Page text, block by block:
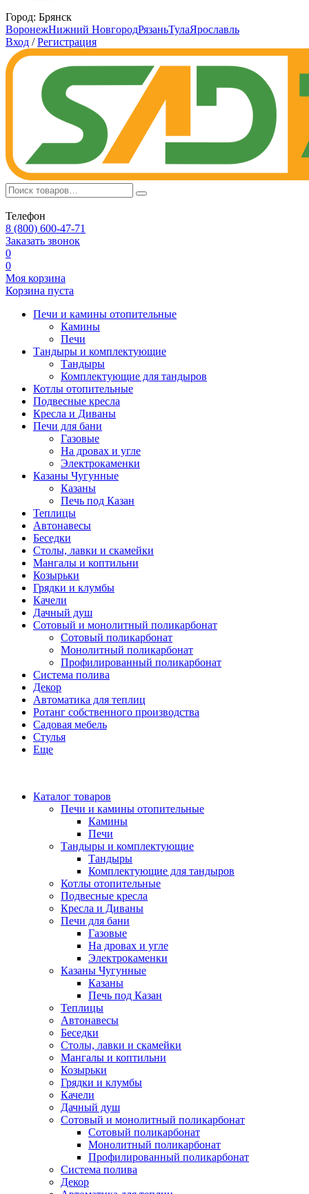
Город: Брянск
ВоронежНижний НовгородРязаньТулаЯрославль
Вход / Регистрация
Телефон
8 (800) 600-47-71
Заказать звонок
0
0
Моя корзина
Корзина пуста
Печи и камины отопительные
Камины
Печи
Тандыры и комплектующие
Тандыры
Комплектующие для тандыров
Котлы отопительные
Подвесные кресла
Кресла и Диваны
Печи для бани
Газовые
На дровах и угле
Электрокаменки
Казаны Чугунные
Казаны
Печь под Казан
Теплицы
Автонавесы
Беседки
Столы, лавки и скамейки
Мангалы и коптильни
Козырьки
Грядки и клумбы
Качели
Дачный душ
Сотовый и монолитный поликарбонат
Сотовый поликарбонат
Монолитный поликарбонат
Профилированный поликарбонат
Система полива
Декор
Автоматика для теплиц
Ротанг собственного производства
Садовая мебель
Стулья
Еще
Каталог товаров
Печи и камины отопительные
Камины
Печи
Тандыры и комплектующие
Тандыры
Комплектующие для тандыров
Котлы отопительные
Подвесные кресла
Кресла и Диваны
Печи для бани
Газовые
На дровах и угле
Электрокаменки
Казаны Чугунные
Казаны
Печь под Казан
Теплицы
Автонавесы
Беседки
Столы, лавки и скамейки
Мангалы и коптильни
Козырьки
Грядки и клумбы
Качели
Дачный душ
Сотовый и монолитный поликарбонат
Сотовый поликарбонат
Монолитный поликарбонат
Профилированный поликарбонат
Система полива
Декор